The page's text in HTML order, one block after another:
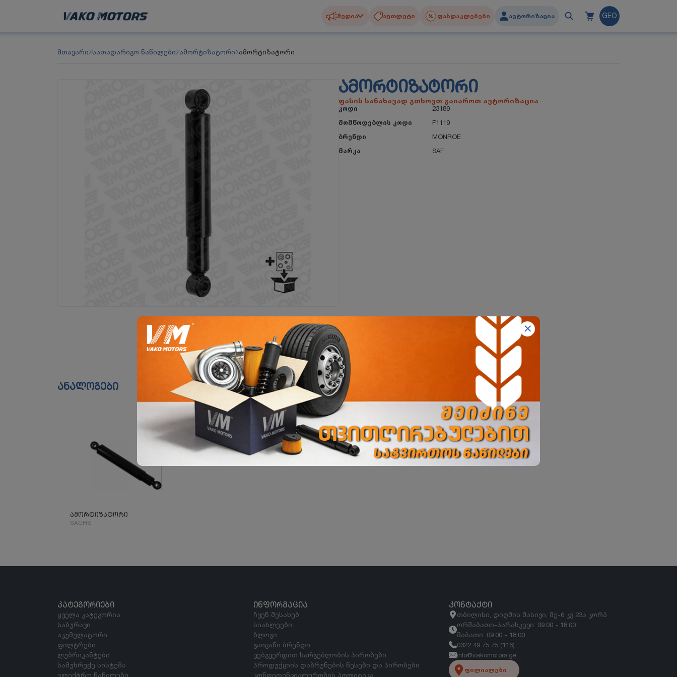
მედია აუთლეტი ფასდაკლებები ავტორიზაცია GEO
მთავარი სათადარიგო ნაწილები ამორტიზატორი ამორტიზატორი
ᲐᲛᲝᲠᲢᲘᲖᲐᲢᲝᲠᲘ
ფასის სანახავად გთხოვთ გაიაროთ ავტორიზაცია
კოდი
23189
მომწოდებლის კოდი
F1119
ბრენდი
MONROE
მარკა
SAF
ანალოგები
ამორტიზატორი
SACHS
ᲙᲐᲢᲔᲒᲝᲠᲘᲔᲑᲘ
ყველა კატეგორია
საბურავი
აკუმულატორი
ფილტრები
ლუბრიკანტები
სამუხრუჭე სისტემა
ელექტრო ნაწილები
ᲘᲜᲤᲝᲠᲛᲐᲪᲘᲐ
ჩვენ შესახებ
სიახლეები
ბლოგი
გაიცანი ბრენდი
ვებგვერდით სარგებლობის პირობები
პროდუქციის დაბრუნების წესები და პირობები
კონფიდენციალურობის პოლიტიკა
ᲙᲝᲜᲢᲐᲥᲢᲘ
თბილისი, დიღმის მასივი, მე-6 კვ 23ა კორპ
ორშაბათი-პარასკევი: 09:00 - 18:00
შაბათი: 09:00 - 18:00
0322 49 75 75 (116)
info@vakomotors.ge
ფილიალები